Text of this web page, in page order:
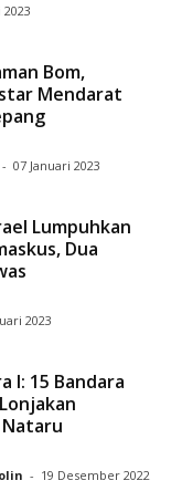
2023
Bom,
Mendarat
- 07 Januari 2023
Lumpuhkan
Dua
2023
I: 15 Bandara
- 19 Desember 2022